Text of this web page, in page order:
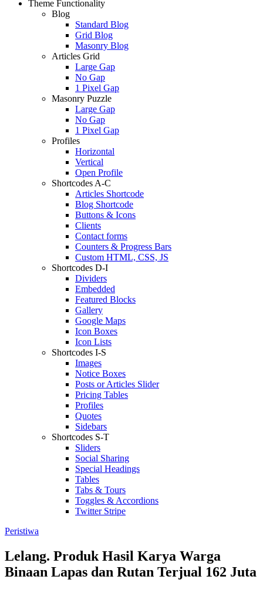
Theme Functionality
Blog
Standard Blog
Grid Blog
Masonry Blog
Articles Grid
Large Gap
No Gap
1 Pixel Gap
Masonry Puzzle
Large Gap
No Gap
1 Pixel Gap
Profiles
Horizontal
Vertical
Open Profile
Shortcodes A-C
Articles Shortcode
Blog Shortcode
Buttons & Icons
Clients
Contact forms
Counters & Progress Bars
Custom HTML, CSS, JS
Shortcodes D-I
Dividers
Embedded
Featured Blocks
Gallery
Google Maps
Icon Boxes
Icon Lists
Shortcodes I-S
Images
Notice Boxes
Posts or Articles Slider
Pricing Tables
Profiles
Quotes
Sidebars
Shortcodes S-T
Sliders
Social Sharing
Special Headings
Tables
Tabs & Tours
Toggles & Accordions
Twitter Stripe
Peristiwa
Lelang. Produk Hasil Karya Warga
Binaan Lapas dan Rutan Terjual 162 Juta